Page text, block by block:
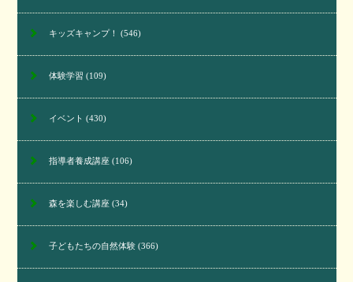
キッズキャンプ！ (546)
体験学習 (109)
イベント (430)
指導者養成講座(106)
森を楽しむ講座(34)
子どもたちの自然体験(366)